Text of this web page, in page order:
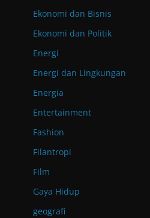
Ekonomi dan Bisnis
Ekonomi dan Politik
Energi
Energi dan Lingkungan
Energia
Entertainment
Fashion
Filantropi
Film
Gaya Hidup
geografi